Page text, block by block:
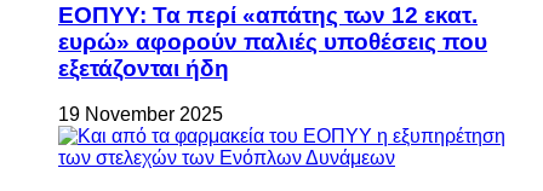
ΕΟΠΥΥ: Τα περί «απάτης των 12 εκατ.
ευρώ» αφορούν παλιές υποθέσεις που
εξετάζονται ήδη
19 November 2025